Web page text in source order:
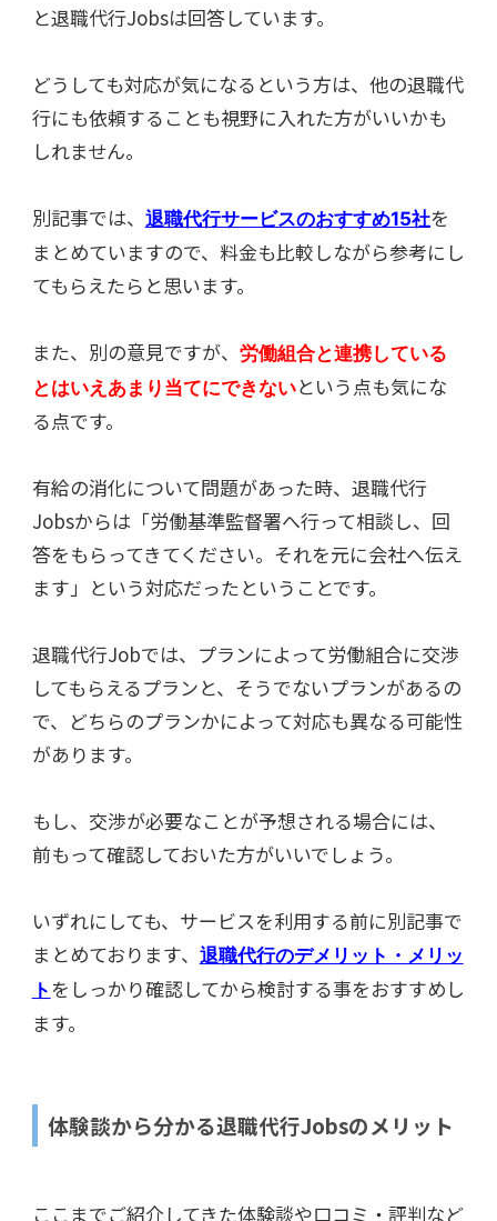
と退職代行Jobsは回答しています。
どうしても対応が気になるという方は、他の退職代
行にも依頼することも視野に入れた方がいいかも
しれません。
別記事では、 退職代行サービスのおすすめ15社を
まとめていますので、料金も比較しながら参考にし
てもらえたらと思います。
また、別の意見ですが、 労働組合と連携している
とはいえあまり当てにできないという点も気にな
る点です。
有給の消化について問題があった時、退職代行
Jobsからは「労働基準監督署へ行って相談し、回
答をもらってきてください。それを元に会社へ伝え
ます」という対応だったということです。
退職代行Jobでは、プランによって労働組合に交渉
してもらえるプランと、そうでないプランがあるの
で、どちらのプランかによって対応も異なる可能性
があります。
もし、交渉が必要なことが予想される場合には、
前もって確認しておいた方がいいでしょう。
いずれにしても、サービスを利用する前に別記事で
まとめております、 退職代行のデメリット・メリッ
ト をしっかり確認してから検討する事をおすすめし
ます。
体験談から分かる退職代行Jobsのメリット
ここまでご紹介してきた体験談や口コミ・評判など